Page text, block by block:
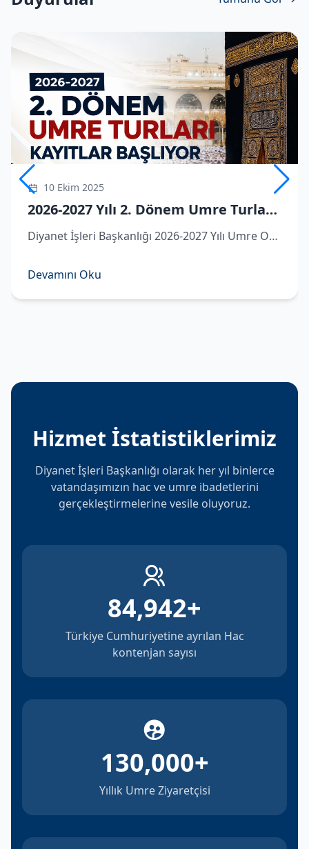
10 Ekim 2025
2026-2027 Yılı 2. Dönem Umre Turlarına Kayıtlar Başlıyor
Diyanet İşleri Başkanlığı 2026-2027 Yılı Umre Organizasyonu kapsamında ikinci dönem umre turlarına dair detaylar belli oldu.
Devamını Oku
Hizmet İstatistiklerimiz
Diyanet İşleri Başkanlığı olarak her yıl binlerce
vatandaşımızın hac ve umre ibadetlerini
gerçekleştirmelerine vesile oluyoruz.
84,942+
Türkiye Cumhuriyetine ayrılan Hac
kontenjan sayısı
130,000+
Yıllık Umre Ziyaretçisi